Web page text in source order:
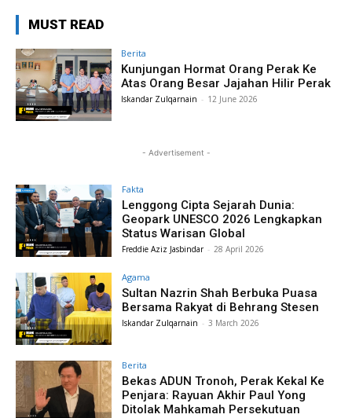
MUST READ
Berita
Kunjungan Hormat Orang Perak Ke
Atas Orang Besar Jajahan Hilir Perak
Iskandar Zulqarnain - 12 June 2026
- Advertisement -
Fakta
Lenggong Cipta Sejarah Dunia:
Geopark UNESCO 2026 Lengkapkan
Status Warisan Global
Freddie Aziz Jasbindar - 28 April 2026
Agama
Sultan Nazrin Shah Berbuka Puasa
Bersama Rakyat di Behrang Stesen
Iskandar Zulqarnain - 3 March 2026
Berita
Bekas ADUN Tronoh, Perak Kekal Ke
Penjara: Rayuan Akhir Paul Yong
Ditolak Mahkamah Persekutuan